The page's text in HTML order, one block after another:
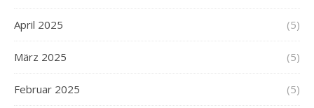
April 2025 (5)
März 2025 (5)
Februar 2025 (5)